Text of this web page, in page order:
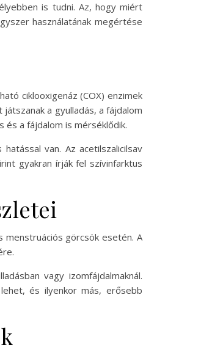
is tudni. Az, hogy miért
használatának megértése
ciklooxigenáz (COX) enzimek
a gyulladás, a fájdalom
és a fájdalom is mérséklődik.
van. Az acetilszalicilsav
gyakran írják fel szívinfarktus
menstruációs görcsök esetén. A
vagy izomfájdalmaknál.
és ilyenkor más, erősebb